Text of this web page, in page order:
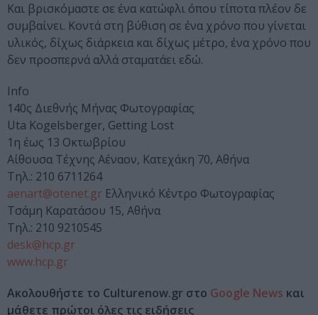
Και βρισκόμαστε σε ένα κατώφλι όπου τίποτα πλέον δε
συμβαίνει. Κοντά στη βύθιση σε ένα χρόνο που γίνεται
υλικός, δίχως διάρκεια και δίχως μέτρο, ένα χρόνο που
δεν προσπερνά αλλά σταματάει εδώ.
Info
140ς Διεθνής Μήνας Φωτογραφίας
Uta Kogelsberger, Getting Lost
1η έως 13 Οκτωβρίου
Aίθουσα Τέχνης Αέναον, Κατεχάκη 70, Αθήνα
Τηλ.: 210 6711264
aenart@otenet.gr Ελληνικό Κέντρο Φωτογραφίας
Τσάμη Καρατάσου 15, Αθήνα
Tηλ.: 210 9210545
desk@hcp.gr
www.hcp.gr
Ακολουθήστε το Culturenow.gr στο Google News και
μάθετε πρώτοι όλες τις ειδήσεις